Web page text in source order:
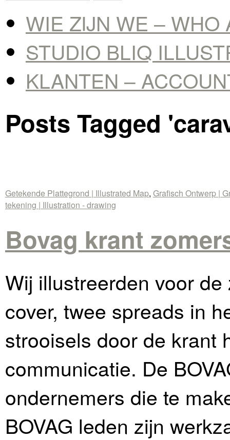
WIE ZIJN WE – WHO
STUDIO BLIQ
KLANTEN –
Posts Tagged '
Getekende Plattegrond | Illustrated Map, Grafisch Ontwerp |
tekening | Illustration - drawing
Bovag krant
Wij illustreerden voor
cover, twee spreads in
strooisels door de krant
communicatie. De
ondernemers die te
BOVAG leden zijn